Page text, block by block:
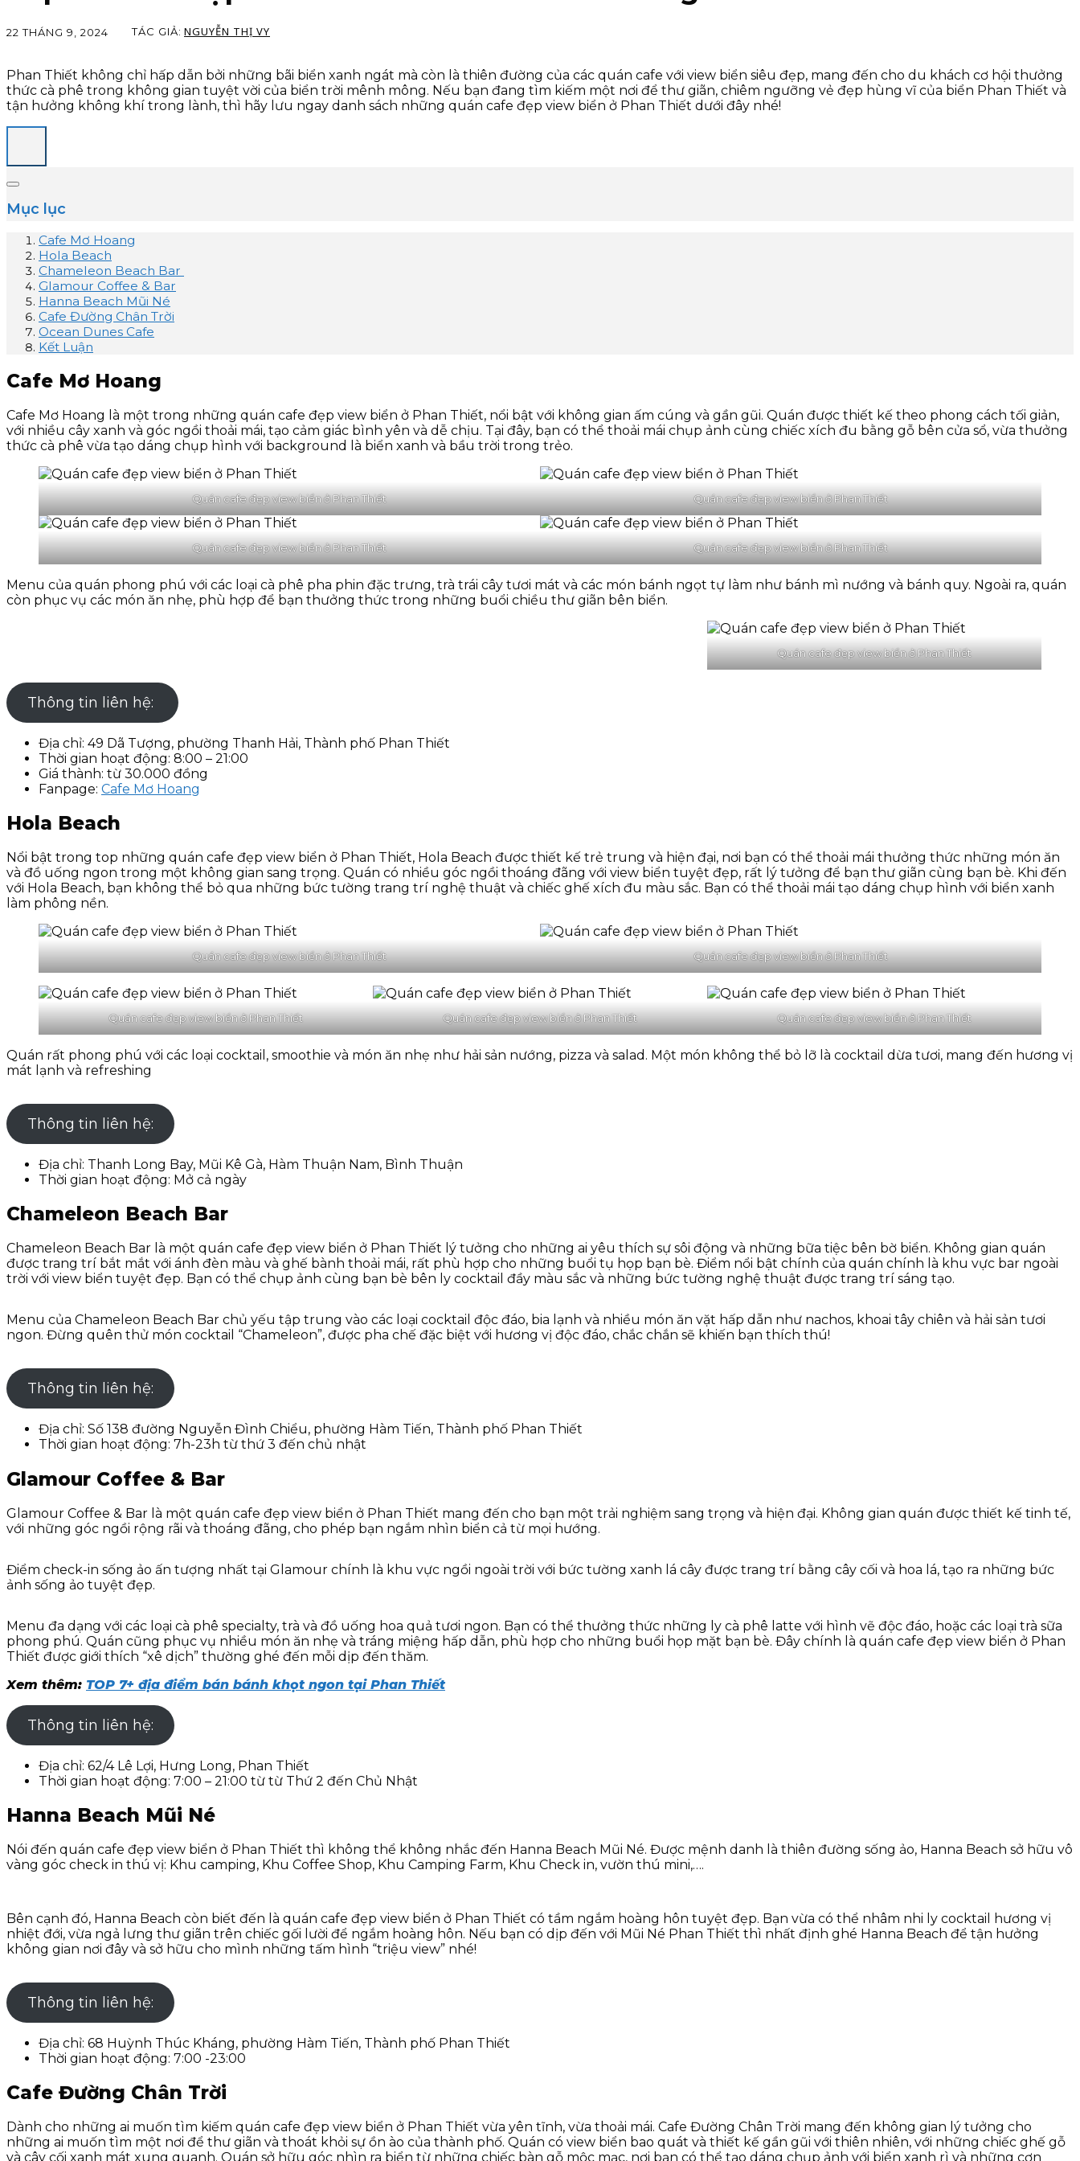
22 THÁNG 9, 2024 TÁC GIẢ: NGUYỄN THỊ VY
Phan Thiết không chỉ hấp dẫn bởi những bãi biển xanh ngát mà còn là thiên đường của các quán cafe với view biển siêu đẹp, mang đến cho du khách cơ hội thưởng
thức cà phê trong không gian tuyệt vời của biển trời mênh mông. Nếu bạn đang tìm kiếm một nơi để thư giãn, chiêm ngưỡng vẻ đẹp hùng vĩ của biển Phan Thiết và
tận hưởng không khí trong lành, thì hãy lưu ngay danh sách những quán cafe đẹp view biển ở Phan Thiết dưới đây nhé!
Mục lục
Cafe Mơ Hoang
Hola Beach
Chameleon Beach Bar
Glamour Coffee & Bar
Hanna Beach Mũi Né
Cafe Đường Chân Trời
Ocean Dunes Cafe
Kết Luận
Cafe Mơ Hoang
Cafe Mơ Hoang là một trong những quán cafe đẹp view biển ở Phan Thiết, nổi bật với không gian ấm cúng và gần gũi. Quán được thiết kế theo phong cách tối giản,
với nhiều cây xanh và góc ngồi thoải mái, tạo cảm giác bình yên và dễ chịu. Tại đây, bạn có thể thoải mái chụp ảnh cùng chiếc xích đu bằng gỗ bên cửa sổ, vừa thưởng
thức cà phê vừa tạo dáng chụp hình với background là biển xanh và bầu trời trong trẻo.
Quán cafe đẹp view biển ở Phan Thiết Quán cafe đẹp view biển ở Phan Thiết
Quán cafe đẹp view biển ở Phan Thiết Quán cafe đẹp view biển ở Phan Thiết
Menu của quán phong phú với các loại cà phê pha phin đặc trưng, trà trái cây tươi mát và các món bánh ngọt tự làm như bánh mì nướng và bánh quy. Ngoài ra, quán
còn phục vụ các món ăn nhẹ, phù hợp để bạn thưởng thức trong những buổi chiều thư giãn bên biển.
Quán cafe đẹp view biển ở Phan Thiết
Thông tin liên hệ:
Địa chỉ: 49 Dã Tượng, phường Thanh Hải, Thành phố Phan Thiết
Thời gian hoạt động: 8:00 – 21:00
Giá thành: từ 30.000 đồng
Fanpage: Cafe Mơ Hoang
Hola Beach
Nổi bật trong top những quán cafe đẹp view biển ở Phan Thiết, Hola Beach được thiết kế trẻ trung và hiện đại, nơi bạn có thể thoải mái thưởng thức những món ăn
và đồ uống ngon trong một không gian sang trọng. Quán có nhiều góc ngồi thoáng đãng với view biển tuyệt đẹp, rất lý tưởng để bạn thư giãn cùng bạn bè. Khi đến
với Hola Beach, bạn không thể bỏ qua những bức tường trang trí nghệ thuật và chiếc ghế xích đu màu sắc. Bạn có thể thoải mái tạo dáng chụp hình với biển xanh
làm phông nền.
Quán cafe đẹp view biển ở Phan Thiết Quán cafe đẹp view biển ở Phan Thiết
Quán cafe đẹp view biển ở Phan Thiết Quán cafe đẹp view biển ở Phan Thiết Quán cafe đẹp view biển ở Phan Thiết
Quán rất phong phú với các loại cocktail, smoothie và món ăn nhẹ như hải sản nướng, pizza và salad. Một món không thể bỏ lỡ là cocktail dừa tươi, mang đến hương vị
mát lạnh và refreshing
Thông tin liên hệ:
Địa chỉ: Thanh Long Bay, Mũi Kê Gà, Hàm Thuận Nam, Bình Thuận
Thời gian hoạt động: Mở cả ngày
Chameleon Beach Bar
Chameleon Beach Bar là một quán cafe đẹp view biển ở Phan Thiết lý tưởng cho những ai yêu thích sự sôi động và những bữa tiệc bên bờ biển. Không gian quán
được trang trí bắt mắt với ánh đèn màu và ghế bành thoải mái, rất phù hợp cho những buổi tụ họp bạn bè. Điểm nổi bật chính của quán chính là khu vực bar ngoài
trời với view biển tuyệt đẹp. Bạn có thể chụp ảnh cùng bạn bè bên ly cocktail đầy màu sắc và những bức tường nghệ thuật được trang trí sáng tạo.
Menu của Chameleon Beach Bar chủ yếu tập trung vào các loại cocktail độc đáo, bia lạnh và nhiều món ăn vặt hấp dẫn như nachos, khoai tây chiên và hải sản tươi
ngon. Đừng quên thử món cocktail “Chameleon”, được pha chế đặc biệt với hương vị độc đáo, chắc chắn sẽ khiến bạn thích thú!
Thông tin liên hệ:
Địa chỉ: Số 138 đường Nguyễn Đình Chiểu, phường Hàm Tiến, Thành phố Phan Thiết
Thời gian hoạt động: 7h-23h từ thứ 3 đến chủ nhật
Glamour Coffee & Bar
Glamour Coffee & Bar là một quán cafe đẹp view biển ở Phan Thiết mang đến cho bạn một trải nghiệm sang trọng và hiện đại. Không gian quán được thiết kế tinh tế,
với những góc ngồi rộng rãi và thoáng đãng, cho phép bạn ngắm nhìn biển cả từ mọi hướng.
Điểm check-in sống ảo ấn tượng nhất tại Glamour chính là khu vực ngồi ngoài trời với bức tường xanh lá cây được trang trí bằng cây cối và hoa lá, tạo ra những bức
ảnh sống ảo tuyệt đẹp.
Menu đa dạng với các loại cà phê specialty, trà và đồ uống hoa quả tươi ngon. Bạn có thể thưởng thức những ly cà phê latte với hình vẽ độc đáo, hoặc các loại trà sữa
phong phú. Quán cũng phục vụ nhiều món ăn nhẹ và tráng miệng hấp dẫn, phù hợp cho những buổi họp mặt bạn bè. Đây chính là quán cafe đẹp view biển ở Phan
Thiết được giới thích “xê dịch” thường ghé đến mỗi dịp đến thăm.
Xem thêm: TOP 7+ địa điểm bán bánh khọt ngon tại Phan Thiết
Thông tin liên hệ:
Địa chỉ: 62/4 Lê Lợi, Hưng Long, Phan Thiết
Thời gian hoạt động: 7:00 – 21:00 từ từ Thứ 2 đến Chủ Nhật
Hanna Beach Mũi Né
Nói đến quán cafe đẹp view biển ở Phan Thiết thì không thể không nhắc đến Hanna Beach Mũi Né. Được mệnh danh là thiên đường sống ảo, Hanna Beach sở hữu vô
vàng góc check in thú vị: Khu camping, Khu Coffee Shop, Khu Camping Farm, Khu Check in, vườn thú mini,….
Bên cạnh đó, Hanna Beach còn biết đến là quán cafe đẹp view biển ở Phan Thiết có tầm ngắm hoàng hôn tuyệt đẹp. Bạn vừa có thể nhâm nhi ly cocktail hương vị
nhiệt đới, vừa ngả lưng thư giãn trên chiếc gối lười để ngắm hoàng hôn. Nếu bạn có dịp đến với Mũi Né Phan Thiết thì nhất định ghé Hanna Beach để tận hưởng
không gian nơi đây và sở hữu cho mình những tấm hình “triệu view” nhé!
Thông tin liên hệ:
Địa chỉ: 68 Huỳnh Thúc Kháng, phường Hàm Tiến, Thành phố Phan Thiết
Thời gian hoạt động: 7:00 -23:00
Cafe Đường Chân Trời
Dành cho những ai muốn tìm kiếm quán cafe đẹp view biển ở Phan Thiết vừa yên tĩnh, vừa thoải mái. Cafe Đường Chân Trời mang đến không gian lý tưởng cho
những ai muốn tìm một nơi để thư giãn và thoát khỏi sự ồn ào của thành phố. Quán có view biển bao quát và thiết kế gần gũi với thiên nhiên, với những chiếc ghế gỗ
và cây cối xanh mát xung quanh. Quán sở hữu góc nhìn ra biển từ những chiếc bàn gỗ mộc mạc, nơi bạn có thể tạo dáng chụp ảnh với biển xanh rì và những cơn